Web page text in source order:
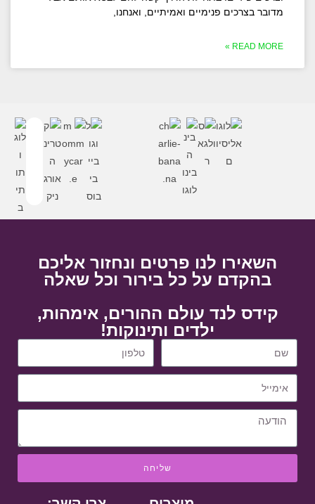
מדובר בצרכים פנימיים ואמיתיים, ואנחנו,
READ MORE »
השאירו לנו פרטים ונחזור אליכם
בהקדם על כל בירור וכל שאלה
קידס לנד עולם ההורים, אימהות,
ילדים ותינוקות!
שליחה